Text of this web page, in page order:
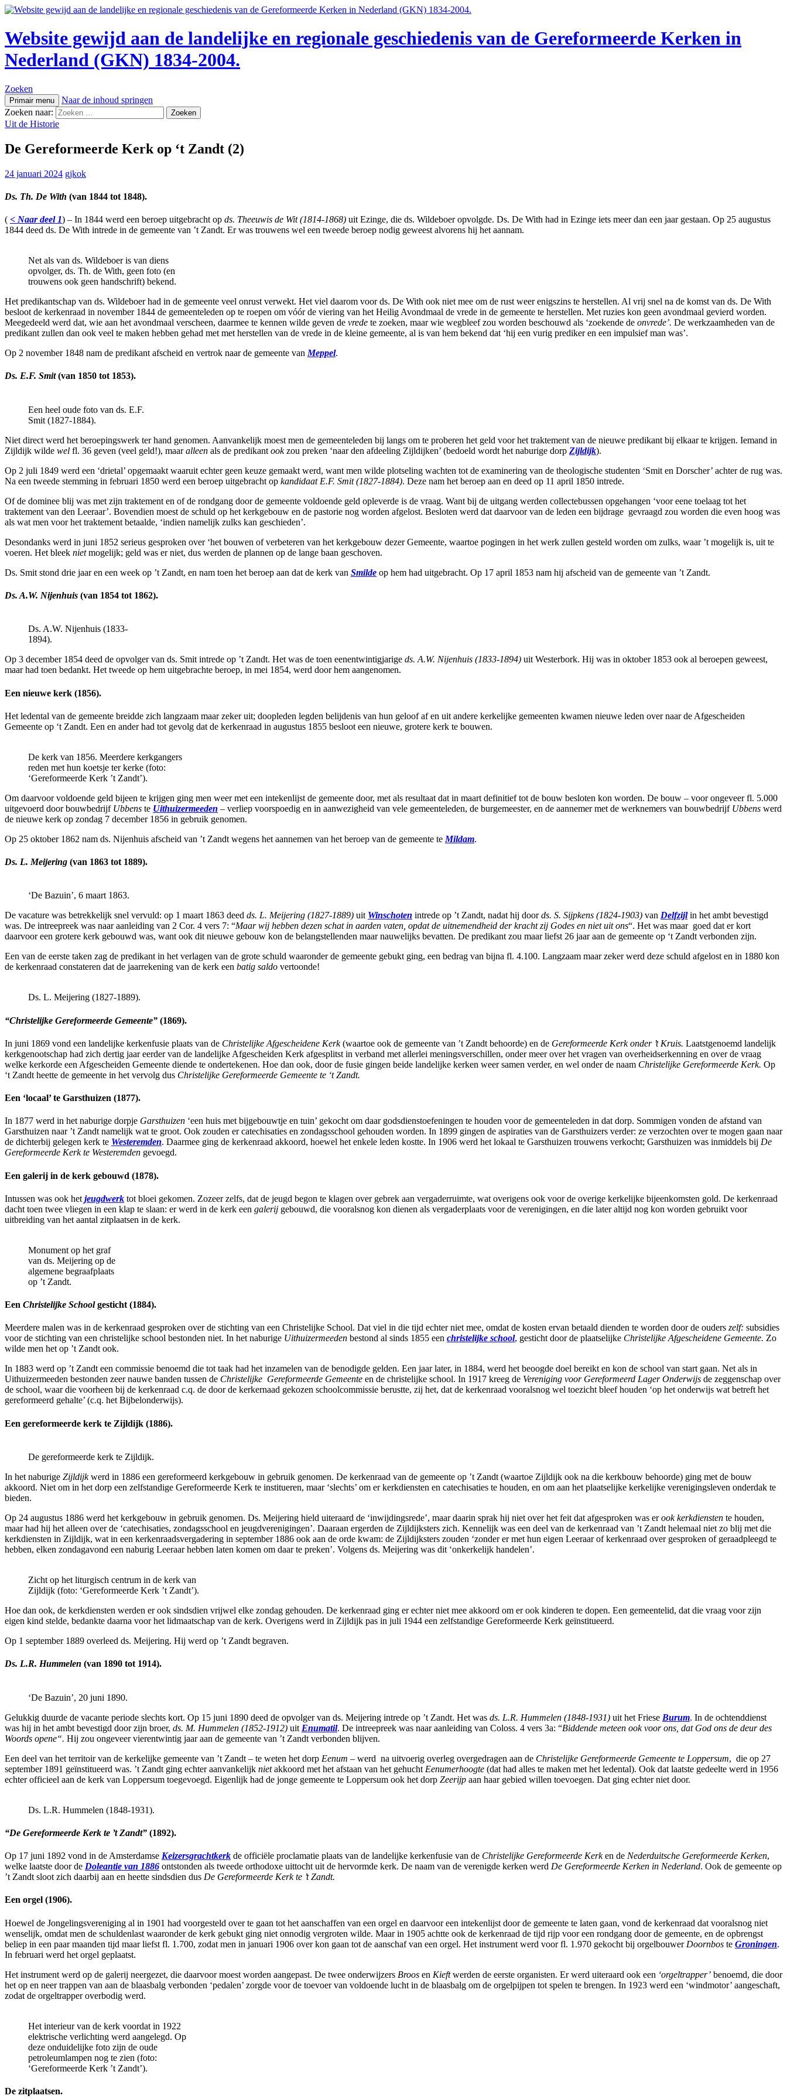
Website gewijd aan de landelijke en regionale geschiedenis van de Gereformeerde Kerken in
Nederland (GKN) 1834-2004.
Zoeken
Primair menu
Naar de inhoud springen
Zoeken naar:
Uit de Historie
De Gereformeerde Kerk op ‘t Zandt (2)
24 januari 2024 gjkok
Ds. Th. De With (van 1844 tot 1848).
( < Naar deel 1) – In 1844 werd een beroep uitgebracht op ds. Theeuwis de Wit (1814-1868) uit Ezinge, die ds. Wildeboer opvolgde. Ds. De With had in Ezinge iets meer dan een jaar gestaan. Op 25 augustus
1844 deed ds. De With intrede in de gemeente van ’t Zandt. Er was trouwens wel een tweede beroep nodig geweest alvorens hij het aannam.
Net als van ds. Wildeboer is van diens
opvolger, ds. Th. de With, geen foto (en
trouwens ook geen handschrift) bekend.
Het predikantschap van ds. Wildeboer had in de gemeente veel onrust verwekt. Het viel daarom voor ds. De With ook niet mee om de rust weer enigszins te herstellen. Al vrij snel na de komst van ds. De With
besloot de kerkenraad in november 1844 de gemeenteleden op te roepen om vóór de viering van het Heilig Avondmaal de vrede in de gemeente te herstellen. Met ruzies kon geen avondmaal gevierd worden.
Meegedeeld werd dat, wie aan het avondmaal verscheen, daarmee te kennen wilde geven de vrede te zoeken, maar wie wegbleef zou worden beschouwd als ‘zoekende de onvrede’. De werkzaamheden van de
predikant zullen dan ook veel te maken hebben gehad met met herstellen van de vrede in de kleine gemeente, al is van hem bekend dat ‘hij een vurig prediker en een impulsief man was’.
Op 2 november 1848 nam de predikant afscheid en vertrok naar de gemeente van Meppel.
Ds. E.F. Smit(van 1850 tot 1853).
Een heel oude foto van ds. E.F.
Smit (1827-1884).
Niet direct werd het beroepingswerk ter hand genomen. Aanvankelijk moest men de gemeenteleden bij langs om te proberen het geld voor het traktement van de nieuwe predikant bij elkaar te krijgen. Iemand in
Zijldijk wilde wel fl. 36 geven (veel geld!), maaralleen als de predikant ookzou preken ‘naar den afdeeling Zijldijken’ (bedoeld wordt het naburige dorp Zijldijk).
Op 2 juli 1849 werd een ‘drietal’ opgemaakt waaruit echter geen keuze gemaakt werd, want men wilde plotseling wachten tot de examinering van de theologische studenten ‘Smit en Dorscher’ achter de rug was.
Na een tweede stemming in februari 1850 werd een beroep uitgebracht op kandidaat E.F. Smit (1827-1884). Deze nam het beroep aan en deed op 11 april 1850 intrede.
Of de dominee blij was met zijn traktement en of de rondgang door de gemeente voldoende geld opleverde is de vraag. Want bij de uitgang werden collectebussen opgehangen ‘voor eene toelaag tot het
traktement van den Leeraar’. Bovendien moest de schuld op het kerkgebouw en de pastorie nog worden afgelost. Besloten werd dat daarvoor van de leden een bijdrage gevraagd zou worden die even hoog was
als wat men voor het traktement betaalde, ‘indien namelijk zulks kan geschieden’.
Desondanks werd in juni 1852 serieus gesproken over ‘het bouwen of verbeteren van het kerkgebouw dezer Gemeente, waartoe pogingen in het werk zullen gesteld worden om zulks, waar ’t mogelijk is, uit te
voeren. Het bleek nietmogelijk; geld was er niet, dus werden de plannen op de lange baan geschoven.
Ds. Smit stond drie jaar en een week op ’t Zandt, en nam toen het beroep aan dat de kerk van Smilde op hem had uitgebracht. Op 17 april 1853 nam hij afscheid van de gemeente van ’t Zandt.
Ds. A.W. Nijenhuis (van 1854 tot 1862).
Ds. A.W. Nijenhuis (1833-
1894).
Op 3 december 1854 deed de opvolger van ds. Smit intrede op ’t Zandt. Het was de toen eenentwintigjarige ds. A.W. Nijenhuis (1833-1894) uit Westerbork. Hij was in oktober 1853 ook al beroepen geweest,
maar had toen bedankt. Het tweede op hem uitgebrachte beroep, in mei 1854, werd door hem aangenomen.
Een nieuwe kerk (1856).
Het ledental van de gemeente breidde zich langzaam maar zeker uit; doopleden legden belijdenis van hun geloof af en uit andere kerkelijke gemeenten kwamen nieuwe leden over naar de Afgescheiden
Gemeente op ‘t Zandt. Een en ander had tot gevolg dat de kerkenraad in augustus 1855 besloot een nieuwe, grotere kerk te bouwen.
De kerk van 1856. Meerdere kerkgangers
reden met hun koetsje ter kerke (foto:
‘Gereformeerde Kerk ’t Zandt’).
Om daarvoor voldoende geld bijeen te krijgen ging men weer met een intekenlijst de gemeente door, met als resultaat dat in maart definitief tot de bouw besloten kon worden. De bouw – voor ongeveer fl. 5.000
uitgevoerd door bouwbedrijf Ubbens te Uithuizermeeden – verliep voorspoedig en in aanwezigheid van vele gemeenteleden, de burgemeester, en de aannemer met de werknemers van bouwbedrijf Ubbens werd
de nieuwe kerk op zondag 7 december 1856 in gebruik genomen.
Op 25 oktober 1862 nam ds. Nijenhuis afscheid van ’t Zandt wegens het aannemen van het beroep van de gemeente te Mildam.
Ds. L. Meijering (van 1863 tot 1889).
‘De Bazuin’, 6 maart 1863.
De vacature was betrekkelijk snel vervuld: op 1 maart 1863 deed ds. L. Meijering (1827-1889) uit Winschoten intrede op ’t Zandt, nadat hij doords. S. Sijpkens (1824-1903) van Delfzijlin het ambt bevestigd
was. De intreepreek was naar aanleiding van 2 Cor. 4 vers 7: “Maar wij hebben dezen schat in aarden vaten, opdat de uitnemendheid der kracht zij Godes en niet uit ons“. Het was maar goed dat er kort
daarvoor een grotere kerk gebouwd was, want ook dit nieuwe gebouw kon de belangstellenden maar nauwelijks bevatten. De predikant zou maar liefst 26 jaar aan de gemeente op ‘t Zandt verbonden zijn.
Een van de eerste taken zag de predikant in het verlagen van de grote schuld waaronder de gemeente gebukt ging, een bedrag van bijna fl. 4.100. Langzaam maar zeker werd deze schuld afgelost en in 1880 kon
de kerkenraad constateren dat de jaarrekening van de kerk een batig saldo vertoonde!
Ds. L. Meijering (1827-1889).
“Christelijke Gereformeerde Gemeente” (1869).
In juni 1869 vond een landelijke kerkenfusie plaats van de Christelijke Afgescheidene Kerk(waartoe ook de gemeente van ’t Zandt behoorde) en de Gereformeerde Kerk onder ’t Kruis. Laatstgenoemd landelijk
kerkgenootschap had zich dertig jaar eerder van de landelijke Afgescheiden Kerk afgesplitst in verband met allerlei meningsverschillen, onder meer over het vragen van overheidserkenning en over de vraag
welke kerkorde een Afgescheiden Gemeente diende te ondertekenen. Hoe dan ook, door de fusie gingen beide landelijke kerken weer samen verder, en wel onder de naam Christelijke Gereformeerde Kerk. Op
‘t Zandt heette de gemeente in het vervolg dus Christelijke Gereformeerde Gemeente te ‘t Zandt.
Een ‘locaal’ te Garsthuizen (1877).
In 1877 werd in het naburige dorpje Garsthuizen ‘een huis met bijgebouwtje en tuin’ gekocht om daar godsdienstoefeningen te houden voor de gemeenteleden in dat dorp. Sommigen vonden de afstand van
Garsthuizen naar ’t Zandt namelijk wat te groot. Ook zouden er catechisaties en zondagsschool gehouden worden. In 1899 gingen de aspiraties van de Garsthuizers verder: ze verzochten over te mogen gaan naar
de dichterbij gelegen kerk te Westeremden. Daarmee ging de kerkenraad akkoord, hoewel het enkele leden kostte. In 1906 werd het lokaal te Garsthuizen trouwens verkocht; Garsthuizen was inmiddels bij De
Gereformeerde Kerk te Westeremden gevoegd.
Een galerij in de kerk gebouwd (1878).
Intussen was ook het jeugdwerk tot bloei gekomen. Zozeer zelfs, dat de jeugd begon te klagen over gebrek aan vergaderruimte, wat overigens ook voor de overige kerkelijke bijeenkomsten gold. De kerkenraad
dacht toen twee vliegen in een klap te slaan: er werd in de kerk een galerij gebouwd, die vooralsnog kon dienen als vergaderplaats voor de verenigingen, en die later altijd nog kon worden gebruikt voor
uitbreiding van het aantal zitplaatsen in de kerk.
Monument op het graf
van ds. Meijering op de
algemene begraafplaats
op ’t Zandt.
Een Christelijke Schoolgesticht (1884).
Meerdere malen was in de kerkenraad gesproken over de stichting van een Christelijke School. Dat viel in die tijd echter niet mee, omdat de kosten ervan betaald dienden te worden door de ouders zelf: subsidies
voor de stichting van een christelijke school bestonden niet. In het naburige Uithuizermeeden bestond al sinds 1855 een christelijke school, gesticht door de plaatselijke Christelijke Afgescheidene Gemeente. Zo
wilde men het op ’t Zandt ook.
In 1883 werd op ’t Zandt een commissie benoemd die tot taak had het inzamelen van de benodigde gelden. Een jaar later, in 1884, werd het beoogde doel bereikt en kon de school van start gaan. Net als in
Uithuizermeeden bestonden zeer nauwe banden tussen de Christelijke Gereformeerde Gemeente en de christelijke school. In 1917 kreeg de Vereniging voor Gereformeerd Lager Onderwijs de zeggenschap over
de school, waar die voorheen bij de kerkenraad c.q. de door de kerkernaad gekozen schoolcommissie berustte, zij het, dat de kerkenraad vooralsnog wel toezicht bleef houden ‘op het onderwijs wat betreft het
gereformeerd gehalte’ (c.q. het Bijbelonderwijs).
Een gereformeerde kerk te Zijldijk (1886).
De gereformeerde kerk te Zijldijk.
In het naburige Zijldijkwerd in 1886 een gereformeerd kerkgebouw in gebruik genomen. De kerkenraad van de gemeente op ’t Zandt (waartoe Zijldijk ook na die kerkbouw behoorde) ging met de bouw
akkoord. Niet om in het dorp een zelfstandige Gereformeerde Kerk te institueren, maar ‘slechts’ om er kerkdiensten en catechisaties te houden, en om aan het plaatselijke kerkelijke verenigingsleven onderdak te
bieden.
Op 24 augustus 1886 werd het kerkgebouw in gebruik genomen. Ds. Meijering hield uiteraard de ‘inwijdingsrede’, maar daarin sprak hij niet over het feit dat afgesproken was erook kerkdiensten te houden,
maar had hij het alleen over de ‘catechisaties, zondagsschool en jeugdverenigingen’. Daaraan ergerden de Zijldijksters zich. Kennelijk was een deel van de kerkenraad van ’t Zandt helemaal niet zo blij met die
kerkdiensten in Zijldijk, wat in een kerkenraadsvergadering in september 1886 ook aan de orde kwam: de Zijldijksters zouden ‘zonder er met hun eigen Leeraar of kerkenraad over gesproken of geraadpleegd te
hebben, elken zondagavond een naburig Leeraar hebben laten komen om daar te preken’. Volgens ds. Meijering was dit ‘onkerkelijk handelen’.
Zicht op het liturgisch centrum in de kerk van
Zijldijk (foto: ‘Gereformeerde Kerk ’t Zandt’).
Hoe dan ook, de kerkdiensten werden er ook sindsdien vrijwel elke zondag gehouden. De kerkenraad ging er echter niet mee akkoord om er ook kinderen te dopen. Een gemeentelid, dat die vraag voor zijn
eigen kind stelde, bedankte daarna voor het lidmaatschap van de kerk. Overigens werd in Zijldijk pas in juli 1944 een zelfstandige Gereformeerde Kerk geïnstitueerd.
Op 1 september 1889 overleed ds. Meijering. Hij werd op ’t Zandt begraven.
Ds. L.R. Hummelen (van 1890 tot 1914).
‘De Bazuin’, 20 juni 1890.
Gelukkig duurde de vacante periode slechts kort. Op 15 juni 1890 deed de opvolger van ds. Meijering intrede op ’t Zandt. Het was ds. L.R. Hummelen (1848-1931) uit het Friese Burum. In de ochtenddienst
was hij in het ambt bevestigd door zijn broer, ds. M. Hummelen (1852-1912) uit Enumatil. De intreepreek was naar aanleiding van Coloss. 4 vers 3a: “Biddende meteen ook voor ons, dat God ons de deur des
Woords opene“. Hij zou ongeveer vierentwintig jaar aan de gemeente van ’t Zandt verbonden blijven.
Een deel van het territoir van de kerkelijke gemeente van ’t Zandt – te weten het dorp Eenum – werd na uitvoerig overleg overgedragen aan de Christelijke Gereformeerde Gemeente te Loppersum, die op 27
september 1891 geïnstitueerd was. ’t Zandt ging echter aanvankelijk nietakkoord met het afstaan van het gehucht Eenumerhoogte (dat had alles te maken met het ledental). Ook dat laatste gedeelte werd in 1956
echter officieel aan de kerk van Loppersum toegevoegd. Eigenlijk had de jonge gemeente te Loppersum ook het dorp Zeerijp aan haar gebied willen toevoegen. Dat ging echter niet door.
Ds. L.R. Hummelen (1848-1931).
“De Gereformeerde Kerk te ’t Zandt” (1892).
Op 17 juni 1892 vond in de Amsterdamse Keizersgrachtkerk de officiële proclamatie plaats van de landelijke kerkenfusie van de Christelijke Gereformeerde Kerken de Nederduitsche Gereformeerde Kerken,
welke laatste door de Doleantie van 1886 ontstonden als tweede orthodoxe uittocht uit de hervormde kerk. De naam van de verenigde kerken werd De Gereformeerde Kerken in Nederland. Ook de gemeente op
’t Zandt sloot zich daarbij aan en heette sindsdien dus De Gereformeerde Kerk te ’t Zandt.
Een orgel (1906).
Hoewel de Jongelingsvereniging al in 1901 had voorgesteld over te gaan tot het aanschaffen van een orgel en daarvoor een intekenlijst door de gemeente te laten gaan, vond de kerkenraad dat vooralsnog niet
wenselijk, omdat men de schuldenlast waaronder de kerk gebukt ging niet onnodig vergroten wilde. Maar in 1905 achtte ook de kerkenraad de tijd rijp voor een rondgang door de gemeente, en de opbrengst
beliep in een paar maanden tijd maar liefst fl. 1.700, zodat men in januari 1906 over kon gaan tot de aanschaf van een orgel. Het instrument werd voor fl. 1.970 gekocht bij orgelbouwer Doornbos te Groningen.
In februari werd het orgel geplaatst.
Het instrument werd op de galerij neergezet, die daarvoor moest worden aangepast. De twee onderwijzers Broos en Kieftwerden de eerste organisten. Er werd uiteraard ook een ‘orgeltrapper’ benoemd, die door
het op en neer trappen van aan de blaasbalg verbonden ‘pedalen’ zorgde voor de toevoer van voldoende lucht in de blaasbalg om de orgelpijpen tot spelen te brengen. In 1923 werd een ‘windmotor’ aangeschaft,
zodat de orgeltrapper overbodig werd.
Het interieur van de kerk voordat in 1922
elektrische verlichting werd aangelegd. Op
deze onduidelijke foto zijn de oude
petroleumlampen nog te zien (foto:
‘Gereformeerde Kerk ’t Zandt’).
De zitplaatsen.